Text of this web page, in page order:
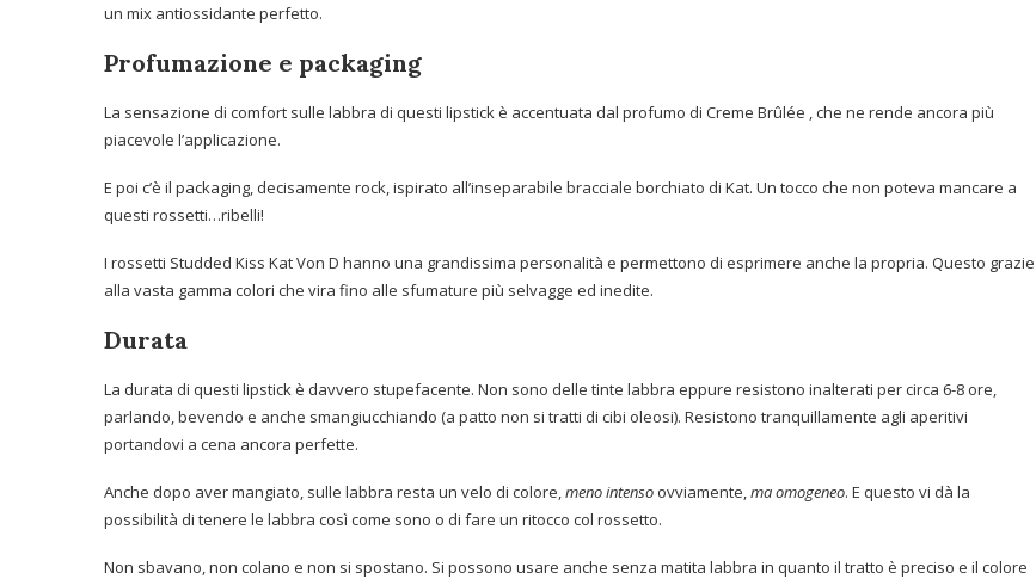
un mix antiossidante perfetto.
Profumazione e packaging
La sensazione di comfort sulle labbra di questi lipstick è accentuata dal profumo di Creme Brûlée , che ne rende ancora più
piacevole l’applicazione.
E poi c’è il packaging, decisamente rock, ispirato all’inseparabile bracciale borchiato di Kat. Un tocco che non poteva mancare a
questi rossetti…ribelli!
I rossetti Studded Kiss Kat Von D hanno una grandissima personalità e permettono di esprimere anche la propria. Questo grazie
alla vasta gamma colori che vira fino alle sfumature più selvagge ed inedite.
Durata
La durata di questi lipstick è davvero stupefacente. Non sono delle tinte labbra eppure resistono inalterati per circa 6-8 ore,
parlando, bevendo e anche smangiucchiando (a patto non si tratti di cibi oleosi). Resistono tranquillamente agli aperitivi
portandovi a cena ancora perfette.
Anche dopo aver mangiato, sulle labbra resta un velo di colore,meno intenso ovviamente,ma omogeneo. E questo vi dà la
possibilità di tenere le labbra così come sono o di fare un ritocco col rossetto.
Non sbavano, non colano e non si spostano. Si possono usare anche senza matita labbra in quanto il tratto è preciso e il colore